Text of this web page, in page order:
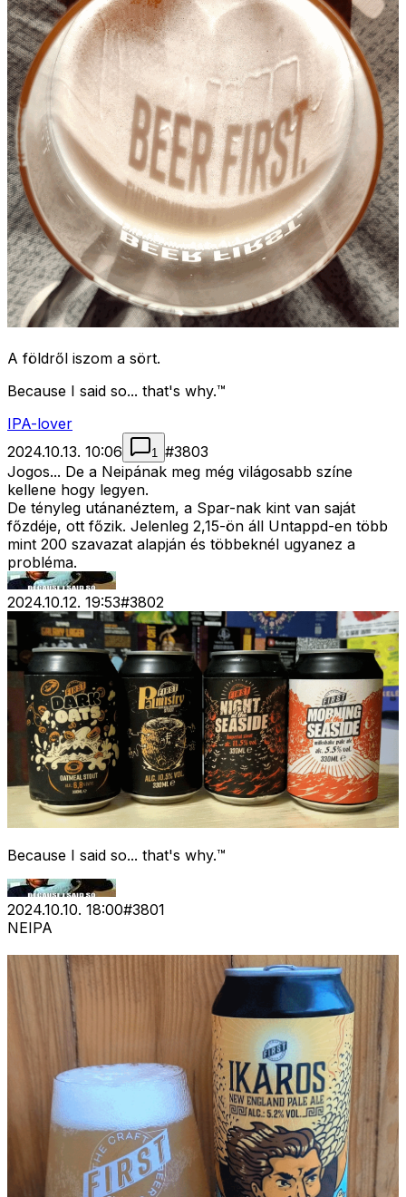
A földről iszom a sört.
Because I said so... that's why.™
IPA-lover
2024.10.13. 10:06
1 #3803
Jogos... De a Neipának meg még világosabb színe
kellene hogy legyen.
De tényleg utánanéztem, a Spar-nak kint van saját
főzdéje, ott főzik. Jelenleg 2,15-ön áll Untappd-en több
mint 200 szavazat alapján és többeknél ugyanez a
probléma.
2024.10.12. 19:53#3802
Because I said so... that's why.™
2024.10.10. 18:00#3801
NEIPA